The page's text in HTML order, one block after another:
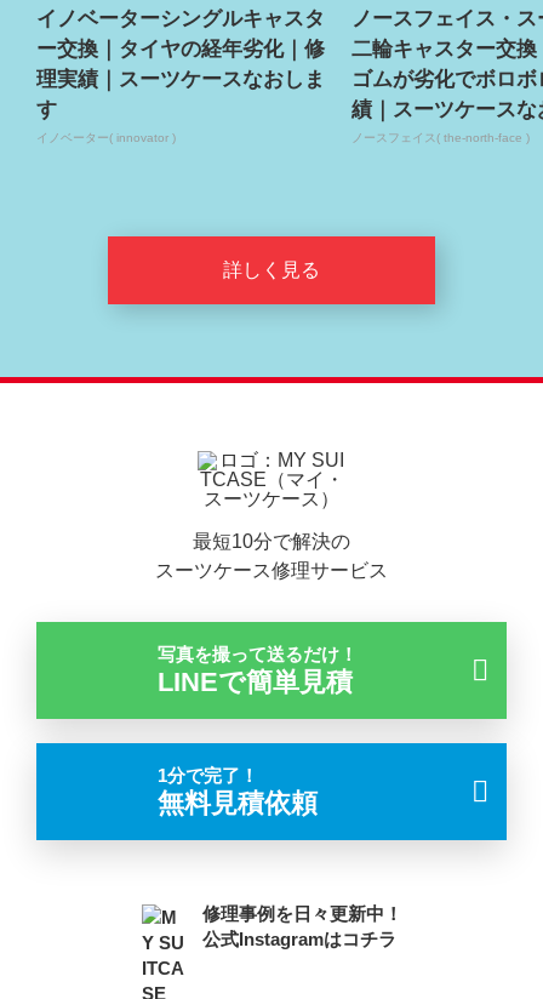
イノベーターシングルキャスタ
ー交換｜タイヤの経年劣化｜修
理実績｜スーツケースなおしま
す
イノベーター( innovator )
ノースフェイス・
二輪キャスター交換
ゴムが劣化でボロ
績｜スーツケースな
ノースフェイス( the-north-face )
詳しく見る
最短10分で解決の
スーツケース修理サービス
写真を撮って送るだけ！
LINEで簡単見積
1分で完了！
無料見積依頼
修理事例を日々更新中！
公式Instagramはコチラ